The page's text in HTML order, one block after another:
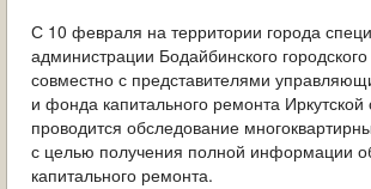
С 10 февраля на территории города
администрации Бодайбинского
совместно с представителями
и фонда капитального ремонта Иркутской
проводится обследование
с целью получения полной информации
капитального ремонта.